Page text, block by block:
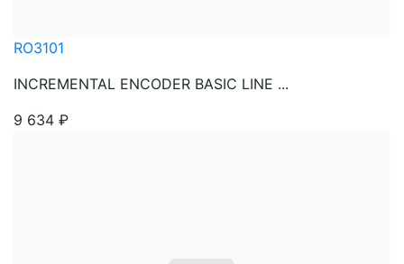
RO3101
INCREMENTAL ENCODER BASIC LINE ...
9 634 ₽